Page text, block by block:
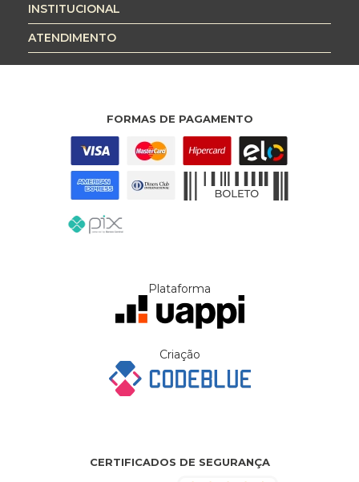
INSTITUCIONAL
ATENDIMENTO
FORMAS DE PAGAMENTO
Plataforma
Criação
CERTIFICADOS DE SEGURANÇA